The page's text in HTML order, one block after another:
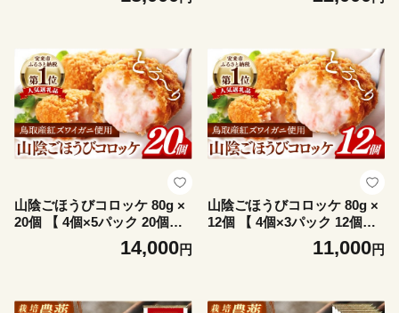
セット お茶 ノンカフェイン
すい NAGI TEA 島根県 安来
山陰ごほうびコロッケ 80g ×
20個 【 4個×5パック 20個入
り カニ クリーム コロッケ ご
ほうび ごちそう 美味しい パ
ス 小分け べにずわいがに ズ
14,000円
山陰ごほうびコロッケ 80g ×
12個 【 4個×3パック 12個入
り カニ クリーム コロッケ ご
ほうび ごちそう 美味しい パ
ス 小分け べにずわいがに ズ
11,000円